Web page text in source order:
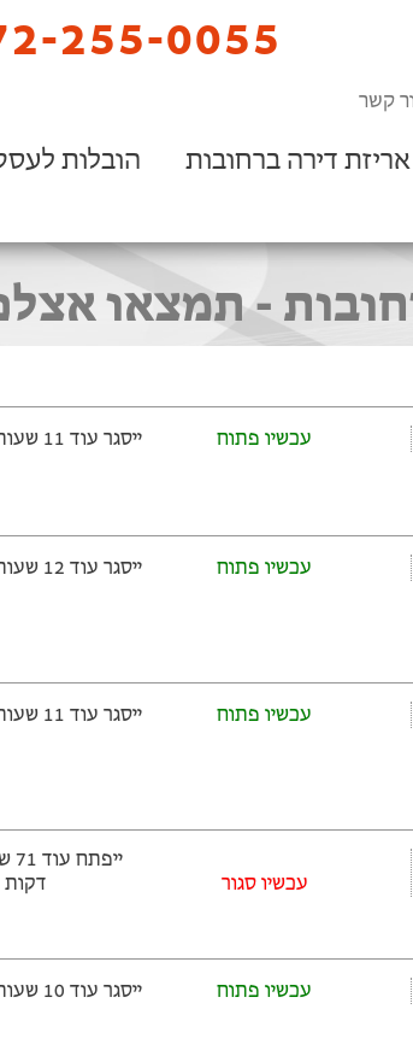
255-0055
קשר
אריזת דירה ברחובות
הובלות
- תמצאו
עכשיו פתוח ייסגר עוד 11 שעות ‫ו-23 דקות
עכשיו פתוח ייסגר עוד 12 שעות ‫ו-53 דקות
עכשיו פתוח ייסגר עוד 11 שעות ‫ו-53 דקות
עכשיו סגור דקות
עכשיו פתוח ייסגר עוד 10 שעות ‫ו-53 דקות